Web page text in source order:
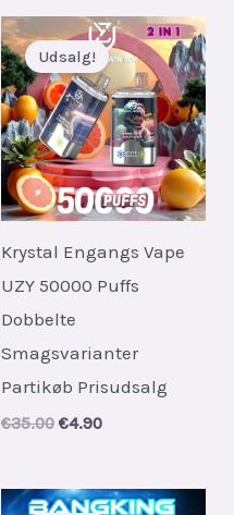
€47.50.€6.35.
Udsalg!
Krystal Engangs Vape
UZY 50000 Puffs
Dobbelte
Smagsvarianter
Partikøb Prisudsalg
€35.00 Original
€35.00.
€4.90Current
€4.90.